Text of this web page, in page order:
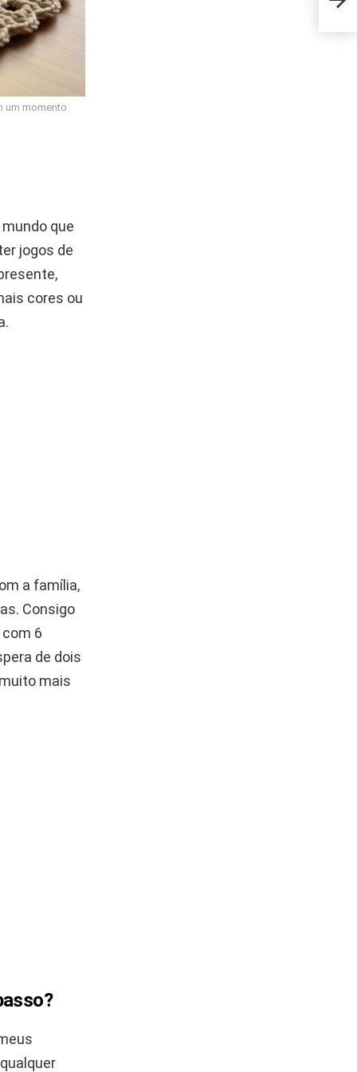
um momento
que
jogos de
cores ou
a família,
Consigo
6
de dois
mais